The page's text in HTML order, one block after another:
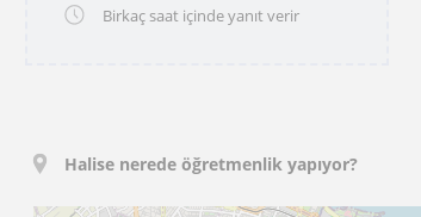
Birkaç saat içinde yanıt verir
Halise nerede öğretmenlik yapıyor?